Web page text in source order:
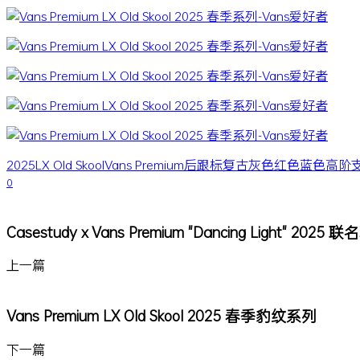
2025LX Old SkoolVans Premium后跟标复古灰色红色蓝色高阶
0
Casestudy x Vans Premium "Dancing Light" 2025 联
上一篇
Vans Premium LX Old Skool 2025 春季豹纹系列
下一篇